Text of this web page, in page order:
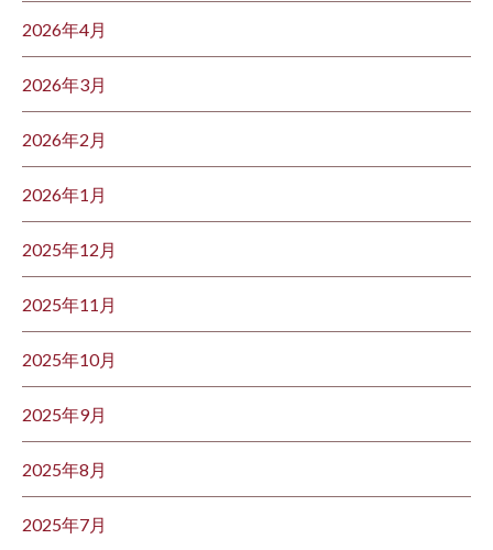
2026年4月
2026年3月
2026年2月
2026年1月
2025年12月
2025年11月
2025年10月
2025年9月
2025年8月
2025年7月